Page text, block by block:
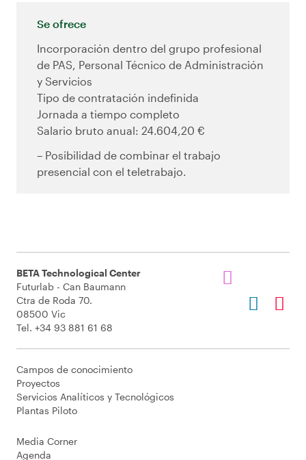
Se ofrece
Incorporación dentro del grupo profesional
de PAS, Personal Técnico de Administración
y Servicios
Tipo de contratación indefinida
Jornada a tiempo completo
Salario bruto anual: 24.604,20 €
– Posibilidad de combinar el trabajo
presencial con el teletrabajo.
BETA Technological Center
Futurlab - Can Baumann
Ctra de Roda 70.
08500 Vic
Tel. +34 93 881 61 68
Campos de conocimiento
Proyectos
Servicios Analíticos y Tecnológicos
Plantas Piloto
Media Corner
Agenda